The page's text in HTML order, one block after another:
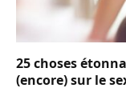
25 choses
(encore) sur le